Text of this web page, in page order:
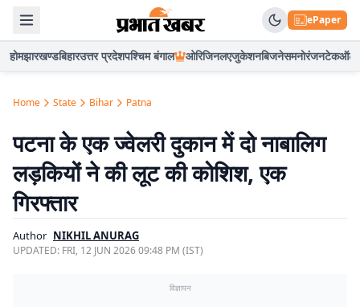
ePaper
होमझारखण्डबिहारउत्तर प्रदेशपश्चिम बंगाल ओरिजिनलएजुकेशनबिजनेसमनोरंजनटेकऑटो
Home State Bihar Patna
पटना के एक ज्वेलरी दुकान में दो नाबालिग
लड़कियों ने की लूट की कोशिश, एक
गिरफ्तार
Author NIKHIL ANURAG
UPDATED: FRI, 12 JUN 2026 09:48 PM (IST)
विज्ञापन